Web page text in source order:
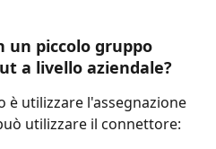
un piccolo gruppo
a livello aziendale?
è utilizzare l'assegnazione
utilizzare il connettore: